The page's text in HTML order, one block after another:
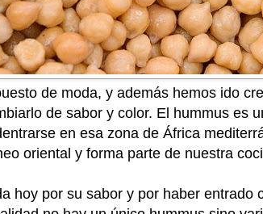
de moda, y además hemos ido
de sabor y color. El hummus es
en esa zona de África
oriental y forma parte de nuestra
hoy por su sabor y por haber